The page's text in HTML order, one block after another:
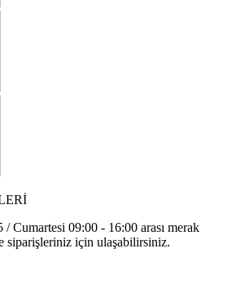
Cumartesi 09:00 - 16:00 arası merak
siparişleriniz için ulaşabilirsiniz.